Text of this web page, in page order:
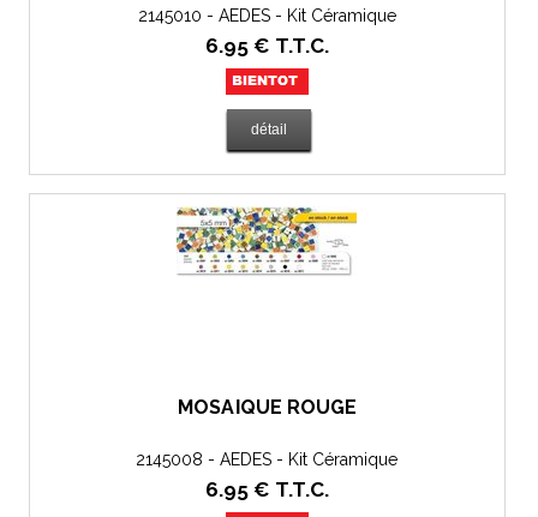
2145010 - AEDES - Kit Céramique
6.95 € T.T.C.
MOSAÏQUE ROUGE
2145008 - AEDES - Kit Céramique
6.95 € T.T.C.